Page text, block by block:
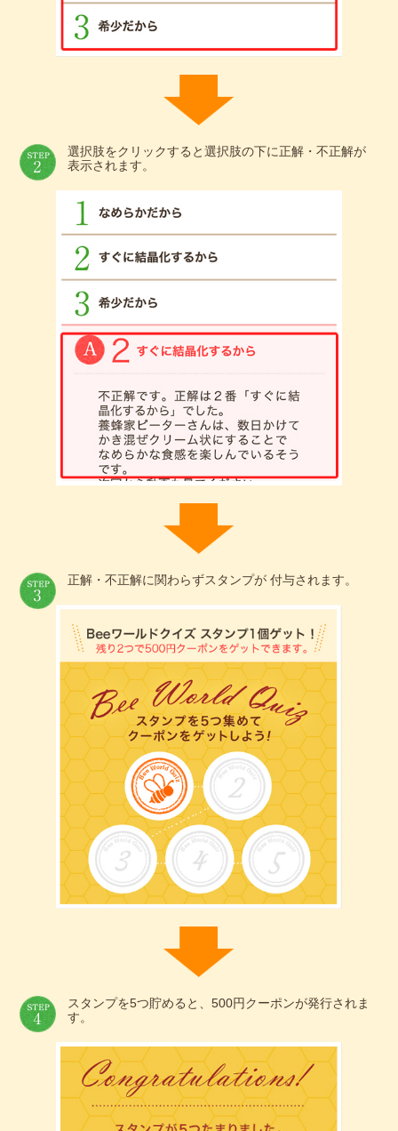
選択肢をクリックすると選択肢の下に正解・不正解が
表示されます。
正解・不正解に関わらずスタンプが 付与されます。
スタンプを5つ貯めると、500円クーポンが発行されま
す。